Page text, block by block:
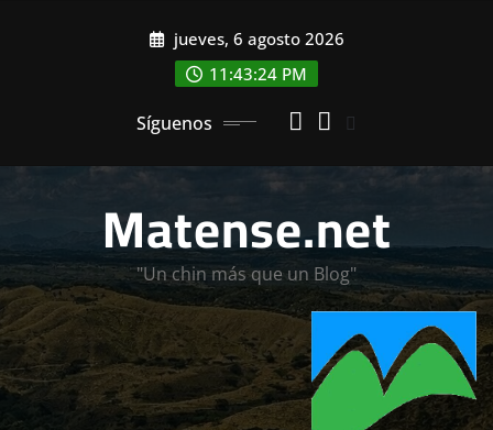
jueves, 6 agosto 2026
11:43:25 PM
Síguenos
Matense.net
"Un chin más que un Blog"